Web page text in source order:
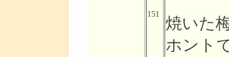
151
焼いた
ホント